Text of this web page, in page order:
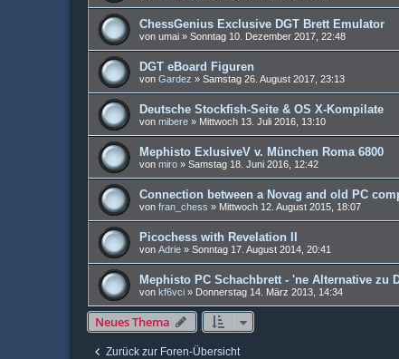
ChessGenius Exclusive DGT Brett Emulator
von umai » Sonntag 10. Dezember 2017, 22:48
DGT eBoard Figuren
von Gardez » Samstag 26. August 2017, 23:13
Deutsche Stockfish-Seite & OS X-Kompilate
von mibere » Mittwoch 13. Juli 2016, 13:10
Mephisto ExlusiveV v. München Roma 6800
von miro » Samstag 18. Juni 2016, 12:42
Connection between a Novag and old PC
von fran_chess » Mittwoch 12. August 2015, 18:07
Picochess with Revelation II
von Adrie » Sonntag 17. August 2014, 20:41
Mephisto PC Schachbrett - 'ne Alternative zu
von kf6vci » Donnerstag 14. März 2013, 14:34
Neues Thema
Zurück zur Foren-Übersicht